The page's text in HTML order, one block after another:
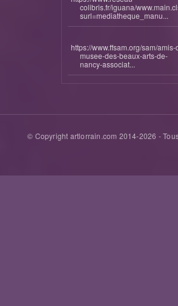
colibris.fr/iguana/
surl=mediatheque_manu...
https://www.ffsam.org/sam/amis-
musee-des-beaux-arts-de-
nancy-associat...
© Copyright artlorrain.com 2014-2026 -